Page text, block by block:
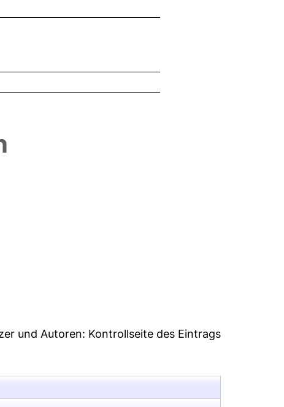
und Autoren: Kontrollseite des Eintrags